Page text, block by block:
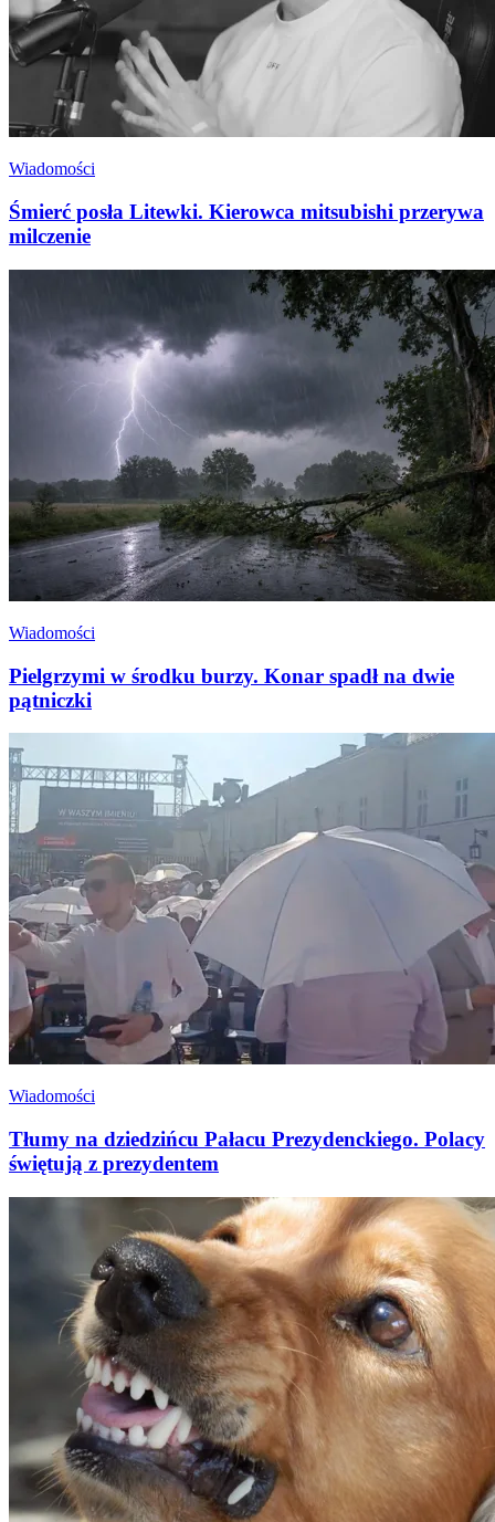
Wiadomości
Śmierć posła Litewki. Kierowca mitsubishi przerywa
milczenie
Wiadomości
Pielgrzymi w środku burzy. Konar spadł na dwie
pątniczki
Wiadomości
Tłumy na dziedzińcu Pałacu Prezydenckiego. Polacy
świętują z prezydentem